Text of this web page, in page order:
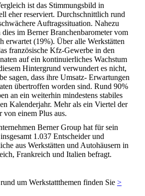
ist das Stimmungsbild in
eher reserviert. Durchschnittlich rund
Auftragssituation. Nahezu
dies im Berner Branchenbarometer vom
erwartet (19%). Über alle Werkstätten
französische Kfz-Gewerbe in den
auf ein kontinuierliches Wachstum
Hintergrund verwundert es nicht,
sagen, dass ihre Umsatz- Erwartungen
übertroffen worden sind. Rund 90%
an ein weiterhin mindestens stabiles
Kalenderjahr. Mehr als ein Viertel der
von einem Plus aus.
Berner Group hat für sein
1.037 Entscheider und
aus Werkstätten und Autohäusern in
Frankreich und Italien befragt.
um Werkstattthemen finden Sie >